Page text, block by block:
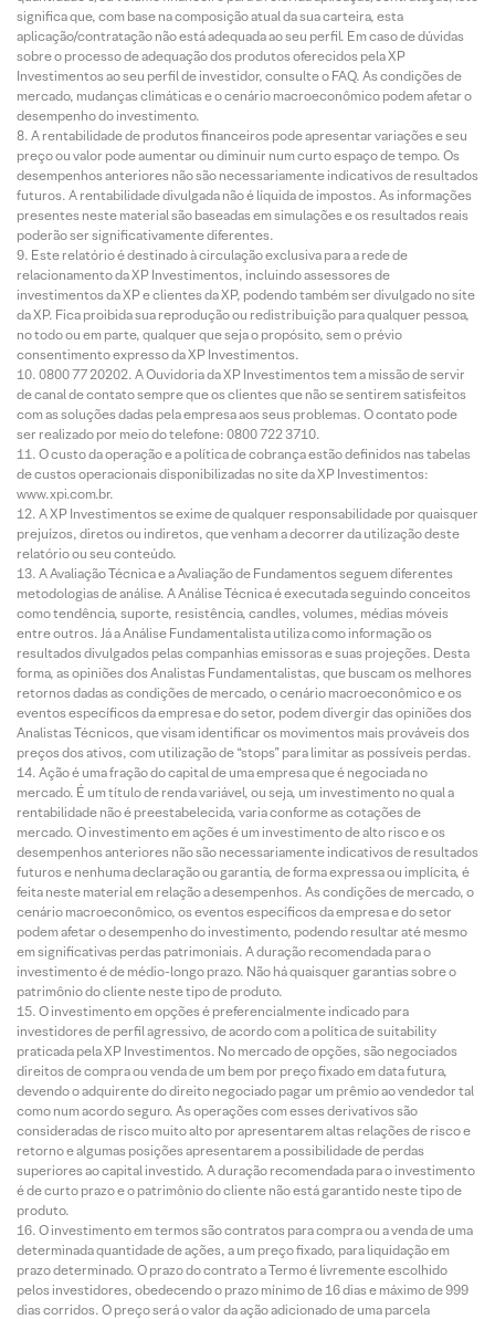
significa que, com base na composição atual da sua carteira, esta
aplicação/contratação não está adequada ao seu perfil. Em caso de dúvidas
sobre o processo de adequação dos produtos oferecidos pela XP
Investimentos ao seu perfil de investidor, consulte o FAQ. As condições de
mercado, mudanças climáticas e o cenário macroeconômico podem afetar o
desempenho do investimento.
A rentabilidade de produtos financeiros pode apresentar variações e seu
preço ou valor pode aumentar ou diminuir num curto espaço de tempo. Os
desempenhos anteriores não são necessariamente indicativos de resultados
futuros. A rentabilidade divulgada não é líquida de impostos. As informações
presentes neste material são baseadas em simulações e os resultados reais
poderão ser significativamente diferentes.
Este relatório é destinado à circulação exclusiva para a rede de
relacionamento da XP Investimentos, incluindo assessores de
investimentos da XP e clientes da XP, podendo também ser divulgado no site
da XP. Fica proibida sua reprodução ou redistribuição para qualquer pessoa,
no todo ou em parte, qualquer que seja o propósito, sem o prévio
consentimento expresso da XP Investimentos.
0800 77 20202. A Ouvidoria da XP Investimentos tem a missão de servir
de canal de contato sempre que os clientes que não se sentirem satisfeitos
com as soluções dadas pela empresa aos seus problemas. O contato pode
ser realizado por meio do telefone: 0800 722 3710.
O custo da operação e a política de cobrança estão definidos nas tabelas
de custos operacionais disponibilizadas no site da XP Investimentos:
www.xpi.com.br.
A XP Investimentos se exime de qualquer responsabilidade por quaisquer
prejuízos, diretos ou indiretos, que venham a decorrer da utilização deste
relatório ou seu conteúdo.
A Avaliação Técnica e a Avaliação de Fundamentos seguem diferentes
metodologias de análise. A Análise Técnica é executada seguindo conceitos
como tendência, suporte, resistência, candles, volumes, médias móveis
entre outros. Já a Análise Fundamentalista utiliza como informação os
resultados divulgados pelas companhias emissoras e suas projeções. Desta
forma, as opiniões dos Analistas Fundamentalistas, que buscam os melhores
retornos dadas as condições de mercado, o cenário macroeconômico e os
eventos específicos da empresa e do setor, podem divergir das opiniões dos
Analistas Técnicos, que visam identificar os movimentos mais prováveis dos
preços dos ativos, com utilização de “stops” para limitar as possíveis perdas.
Ação é uma fração do capital de uma empresa que é negociada no
mercado. É um título de renda variável, ou seja, um investimento no qual a
rentabilidade não é preestabelecida, varia conforme as cotações de
mercado. O investimento em ações é um investimento de alto risco e os
desempenhos anteriores não são necessariamente indicativos de resultados
futuros e nenhuma declaração ou garantia, de forma expressa ou implícita, é
feita neste material em relação a desempenhos. As condições de mercado, o
cenário macroeconômico, os eventos específicos da empresa e do setor
podem afetar o desempenho do investimento, podendo resultar até mesmo
em significativas perdas patrimoniais. A duração recomendada para o
investimento é de médio-longo prazo. Não há quaisquer garantias sobre o
patrimônio do cliente neste tipo de produto.
O investimento em opções é preferencialmente indicado para
investidores de perfil agressivo, de acordo com a política de suitability
praticada pela XP Investimentos. No mercado de opções, são negociados
direitos de compra ou venda de um bem por preço fixado em data futura,
devendo o adquirente do direito negociado pagar um prêmio ao vendedor tal
como num acordo seguro. As operações com esses derivativos são
consideradas de risco muito alto por apresentarem altas relações de risco e
retorno e algumas posições apresentarem a possibilidade de perdas
superiores ao capital investido. A duração recomendada para o investimento
é de curto prazo e o patrimônio do cliente não está garantido neste tipo de
produto.
O investimento em termos são contratos para compra ou a venda de uma
determinada quantidade de ações, a um preço fixado, para liquidação em
prazo determinado. O prazo do contrato a Termo é livremente escolhido
pelos investidores, obedecendo o prazo mínimo de 16 dias e máximo de 999
dias corridos. O preço será o valor da ação adicionado de uma parcela